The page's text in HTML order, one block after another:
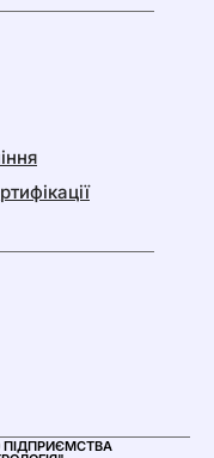
ПІДПРИЄМСТВА